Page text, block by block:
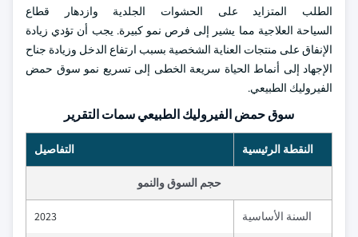
الطلب المتزايد على الحشوات الجلدية وازدهار قطاع
السياحة العلاجية مما يشير إلى فرص نمو كبيرة. يجب أن تؤدي زيادة
الإنفاق على منتجات العناية الشخصية بسبب ارتفاع الدخل وزيادة جناح
الإجهاد إلى أنماط الحياة سريعة الخطى إلى تسريع نمو سوق حمض
الفيروليك الطبيعي.
سوق حمض الفيروليك الطبيعي سمات التقرير
النقطة الرئيسية التفاصيل
حجم السوق والنمو
السنة الأساسية 2023